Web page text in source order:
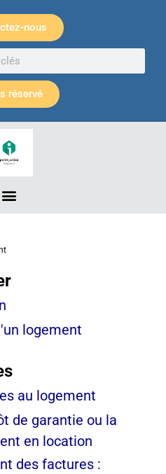
nous
réservé
logement
au logement
de garantie ou la
en location
des factures :